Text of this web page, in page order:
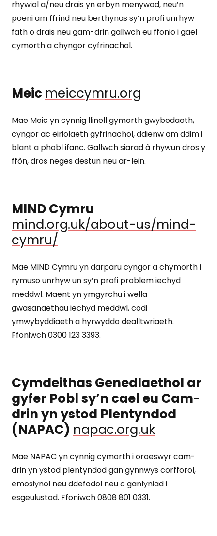
rhywiol a/neu drais yn erbyn menywod, neu’n
poeni am ffrind neu berthynas sy’n profi unrhyw
fath o drais neu gam-drin gallwch eu ffonio i gael
cymorth a chyngor cyfrinachol.
Meic meiccymru.org
Mae Meic yn cynnig llinell gymorth gwybodaeth,
cyngor ac eiriolaeth gyfrinachol, ddienw am ddim i
blant a phobl ifanc. Gallwch siarad â rhywun dros y
ffôn, dros neges destun neu ar-lein.
MIND Cymru
mind.org.uk/about-us/mind-
cymru/
Mae MIND Cymru yn darparu cyngor a chymorth i
rymuso unrhyw un sy’n profi problem iechyd
meddwl. Maent yn ymgyrchu i wella
gwasanaethau iechyd meddwl, codi
ymwybyddiaeth a hyrwyddo dealltwriaeth.
Ffoniwch 0300 123 3393.
Cymdeithas Genedlaethol ar
gyfer Pobl sy’n cael eu Cam-
drin yn ystod Plentyndod
(NAPAC) napac.org.uk
Mae NAPAC yn cynnig cymorth i oroeswyr cam-
drin yn ystod plentyndod gan gynnwys corfforol,
emosiynol neu ddefodol neu o ganlyniad i
esgeulustod. Ffoniwch 0808 801 0331.